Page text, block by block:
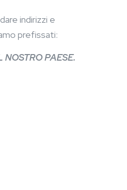
indirizzi e
prefissati:
NOSTRO PAESE.